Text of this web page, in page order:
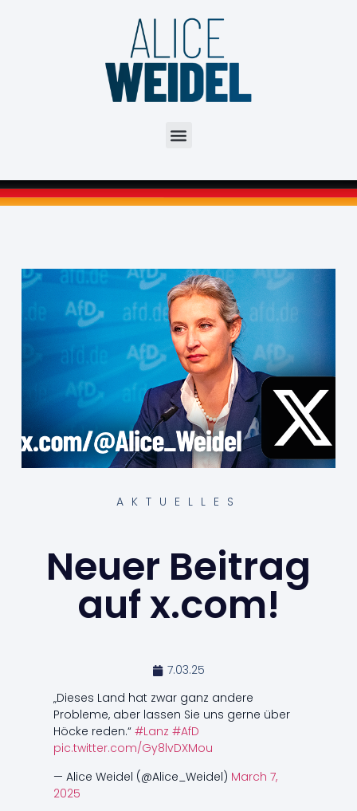
AKTUELLES
Neuer Beitrag
auf x.com!
7.03.25
„Dieses Land hat zwar ganz andere
Probleme, aber lassen Sie uns gerne über
Höcke reden.“ #Lanz #AfD
pic.twitter.com/Gy8lvDXMou
— Alice Weidel (@Alice_Weidel) March 7,
2025